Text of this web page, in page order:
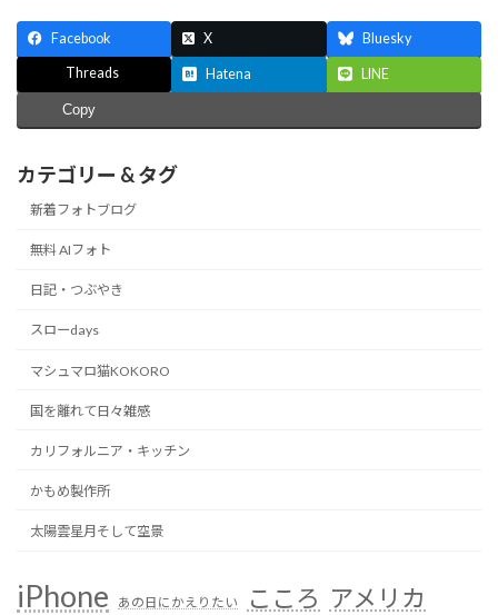
Facebook X Bluesky
Threads Hatena LINE
Copy
カテゴリー & タグ
新着フォトブログ
無料 AIフォト
日記・つぶやき
スローdays
マシュマロ猫KOKORO
国を離れて日々雑感
カリフォルニア・キッチン
かもめ製作所
太陽雲星月そして空景
iPhone あの日にかえりたい こころ アメリカ